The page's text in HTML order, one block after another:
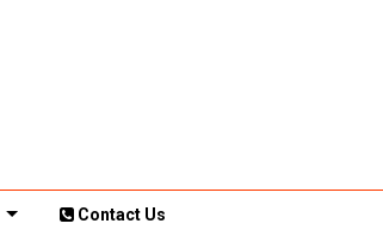
Contact Us